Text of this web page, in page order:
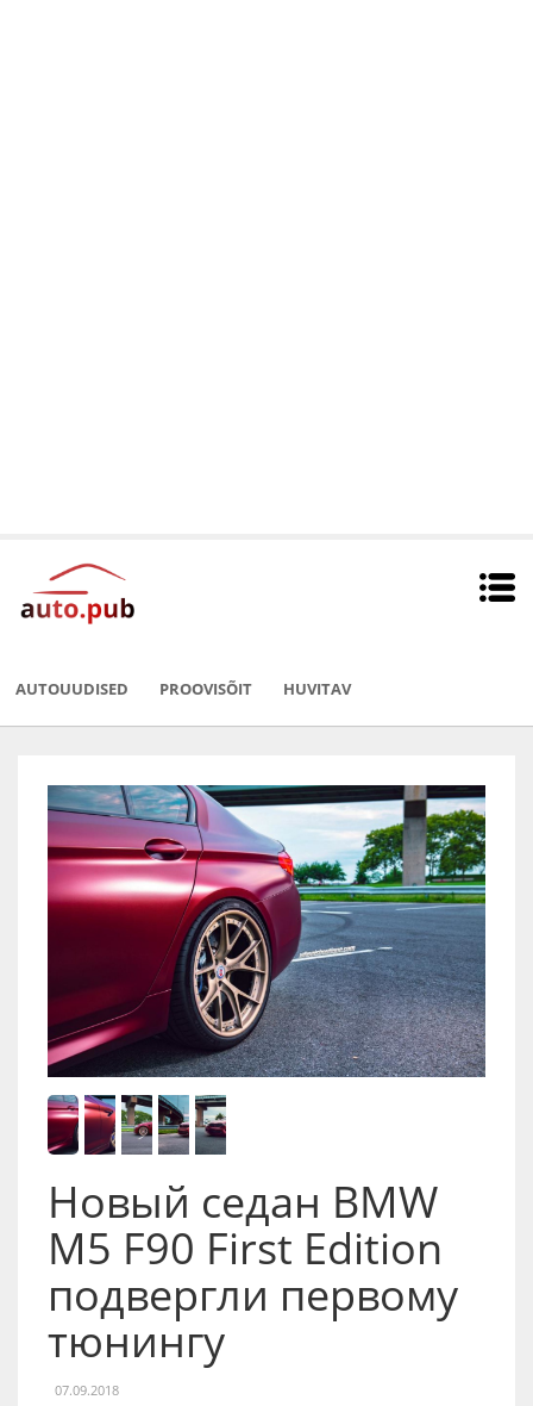
AUTOUUDISED PROOVISÕIT HUVITAV
Новый седан BMW
M5 F90 First Edition
подвергли первому
тюнингу
07.09.2018